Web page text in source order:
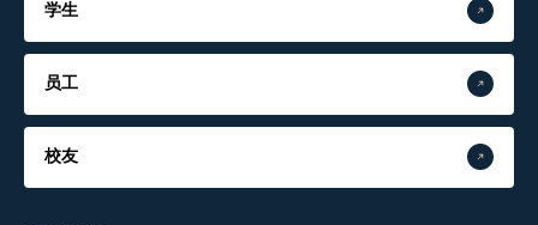
学生
员工
校友